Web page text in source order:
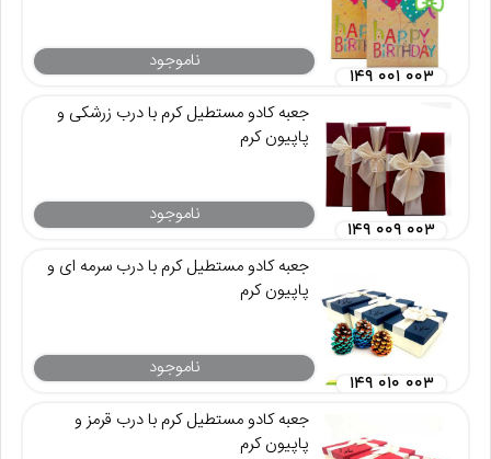
ناموجود
۱۴۹ ۰۰۱ ۰۰۳
جعبه کادو مستطیل کرم با درب زرشکی و
پاپیون کرم
ناموجود
۱۴۹ ۰۰۹ ۰۰۳
جعبه کادو مستطیل کرم با درب سرمه ای و
پاپیون کرم
ناموجود
۱۴۹ ۰۱۰ ۰۰۳
جعبه کادو مستطیل کرم با درب قرمز و
پاپیون کرم